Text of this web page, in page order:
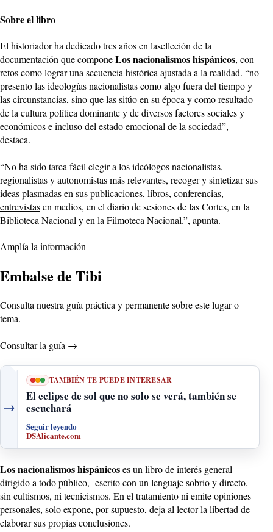
Sobre el libro
El historiador ha dedicado tres años en laselleción de la
documentación que componeLos nacionalismos hispánicos, con
retos como lograr una secuencia histórica ajustada a la realidad. “no
presento las ideologías nacionalistas como algo fuera del tiempo y
las circunstancias, sino que las sitúo en su época y como resultado
de la cultura política dominante y de diversos factores sociales y
económicos e incluso del estado emocional de la sociedad”,
destaca.
“No ha sido tarea fácil elegir a los ideólogos nacionalistas,
regionalistas y autonomistas más relevantes, recoger y sintetizar sus
ideas plasmadas en sus publicaciones, libros, conferencias,
entrevistasen medios, en el diario de sesiones de las Cortes, en la
Biblioteca Nacional y en la Filmoteca Nacional.”, apunta.
Amplía la información
Embalse de Tibi
Consulta nuestra guía práctica y permanente sobre este lugar o
tema.
Consultar la guía →
→
TAMBIÉN TE PUEDE INTERESAR
El eclipse de sol que no solo se verá, también se
escuchará
Seguir leyendo
DSAlicante.com
Los nacionalismos hispánicoses un libro de interés general
dirigido a todo público, escrito con un lenguaje sobrio y directo,
sin cultismos, ni tecnicismos. En el tratamiento ni emite opiniones
personales, solo expone, por supuesto, deja al lector la libertad de
elaborar sus propias conclusiones.